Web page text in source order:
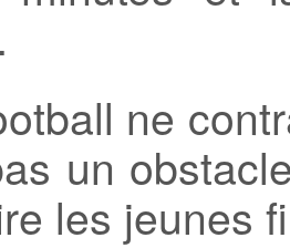
ne
un
les jeunes